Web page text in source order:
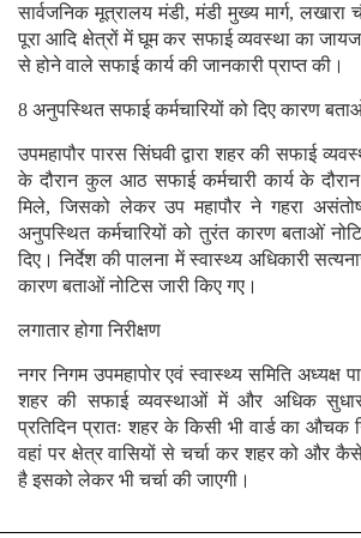
सार्वजनिक मूत्रालय मंडी, मंडी मुख्य मार्ग, लखारा
पूरा आदि क्षेत्रों में घूम कर सफाई व्यवस्था का
से होने वाले सफाई कार्य की जानकारी प्राप्त की।
8 अनुपस्थित सफाई कर्मचारियों को दिए कारण
उपमहापौर पारस सिंघवी द्वारा शहर की सफाई
के दौरान कुल आठ सफाई कर्मचारी कार्य के
मिले, जिसको लेकर उप महापौर ने गहरा
अनुपस्थित कर्मचारियों को तुरंत कारण बताओं
दिए। निर्देश की पालना में स्वास्थ्य अधिकारी
कारण बताओं नोटिस जारी किए गए।
लगातार होगा निरीक्षण
नगर निगम उपमहापोर एवं स्वास्थ्य समिति अध्यक्ष
शहर की सफाई व्यवस्थाओं में और अधिक
प्रतिदिन प्रातः शहर के किसी भी वार्ड का औचक
वहां पर क्षेत्र वासियों से चर्चा कर शहर को और
है इसको लेकर भी चर्चा की जाएगी।